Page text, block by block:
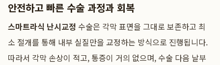
안전하고 빠른 수술 과정과 회복
스마트라식 난시교정 수술은 각막 표면을 그대로 보존하고 최
소 절개를 통해 내부 실질만을 교정하는 방식으로 진행됩니다.
따라서 각막 손상이 적고, 통증이 거의 없으며, 수술 다음 날부